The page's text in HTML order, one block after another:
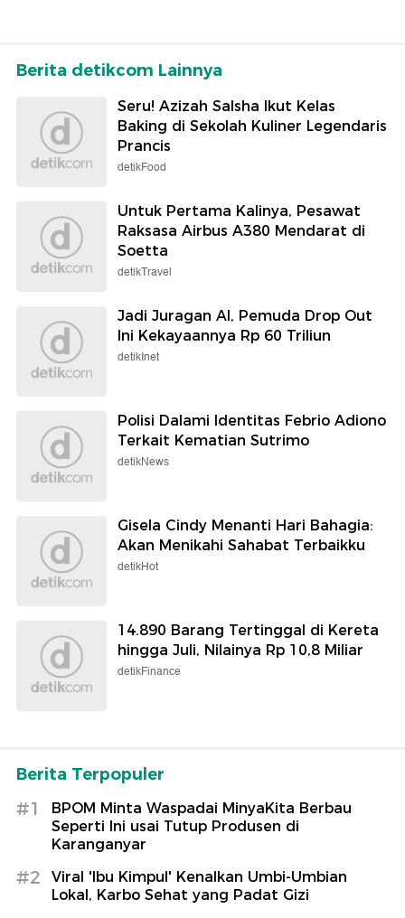
Berita detikcom Lainnya
Seru! Azizah Salsha Ikut Kelas
Baking di Sekolah Kuliner Legendaris
Prancis
detikFood
Untuk Pertama Kalinya, Pesawat
Raksasa Airbus A380 Mendarat di
Soetta
detikTravel
Jadi Juragan AI, Pemuda Drop Out
Ini Kekayaannya Rp 60 Triliun
detikInet
Polisi Dalami Identitas Febrio Adiono
Terkait Kematian Sutrimo
detikNews
Gisela Cindy Menanti Hari Bahagia:
Akan Menikahi Sahabat Terbaikku
detikHot
14.890 Barang Tertinggal di Kereta
hingga Juli, Nilainya Rp 10,8 Miliar
detikFinance
Berita Terpopuler
#1
BPOM Minta Waspadai MinyaKita Berbau
Seperti Ini usai Tutup Produsen di
Karanganyar
#2
Viral 'Ibu Kimpul' Kenalkan Umbi-Umbian
Lokal, Karbo Sehat yang Padat Gizi